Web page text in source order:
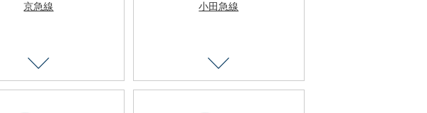
京急線 小田急線